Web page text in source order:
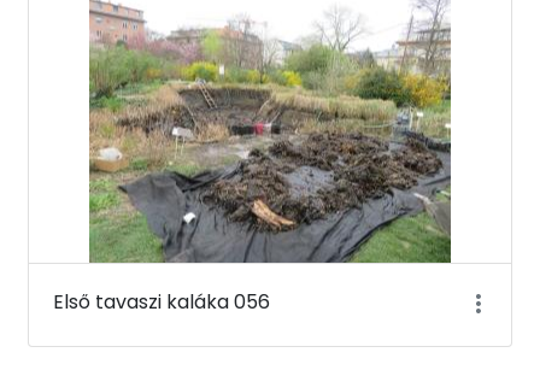
Első tavaszi kaláka 056